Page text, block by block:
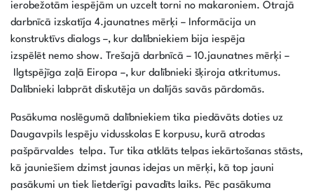
ierobežotām iespējām un uzcelt torni no makaroniem. Otrajā
darbnīcā izskatīja 4.jaunatnes mērķi – Informācija un
konstruktīvs dialogs –, kur dalībniekiem bija iespēja
izspēlēt nemo show. Trešajā darbnīcā – 10.jaunatnes mērķi –
Ilgtspējīga zaļā Eiropa –, kur dalībnieki šķiroja atkritumus.
Dalībnieki labprāt diskutēja un dalījās savās pārdomās.
Pasākuma noslēgumā dalībniekiem tika piedāvāts doties uz
Daugavpils Iespēju vidusskolas E korpusu, kurā atrodas
pašpārvaldes telpa. Tur tika atklāts telpas iekārtošanas stāsts,
kā jauniešiem dzimst jaunas idejas un mērķi, kā top jauni
pasākumi un tiek lietderīgi pavadīts laiks. Pēc pasākuma